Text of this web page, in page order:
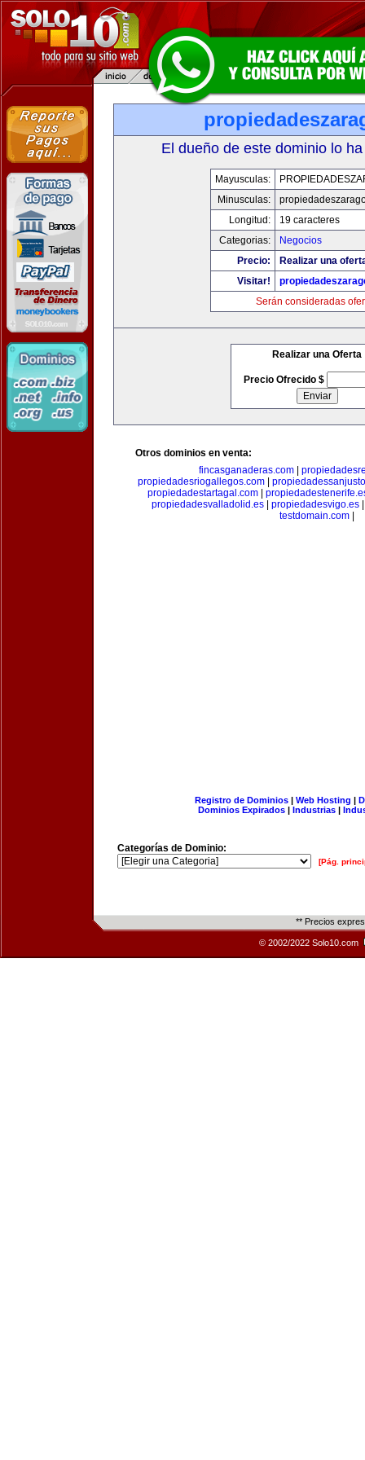
El dueño de este dominio lo
Mayusculas:
Minusculas:
Longitud:
19 caracteres
Categorias:
Negocios
Precio:
Realizar una
Visitar!
Serán consideradas
Realizar una Oferta
Precio Ofrecido $
Otros dominios en venta:
fincasganaderas.com|
propiedadesriogallegos.com|
propiedadestartagal.com|
propiedadesvalladolid.es
propiedadesvigo.es
testdomain.com
Registro de Dominios| Web Hosting |
Dominios Expirados | Industrias |
Categorías de Dominio:
[Pág.
** Precios
© 2002/2022 Solo10.com